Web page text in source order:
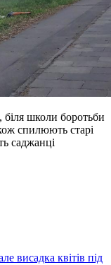
біля школи боротьби
спилюють старі
саджанці
висадка квітів під